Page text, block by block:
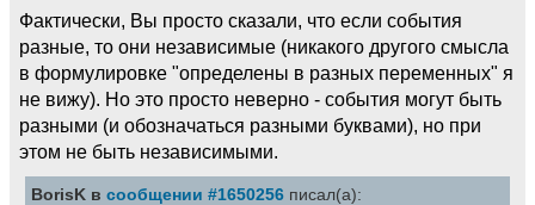
Фактически, Вы просто сказали, что если события
разные, то они независимые (никакого другого смысла
в формулировке "определены в разных переменных" я
не вижу). Но это просто неверно - события могут быть
разными (и обозначаться разными буквами), но при
этом не быть независимыми.
BorisK в сообщении #1650256 писал(а):